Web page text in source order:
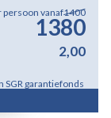
persoon vanaf1400
1380
2,00
garantiefonds